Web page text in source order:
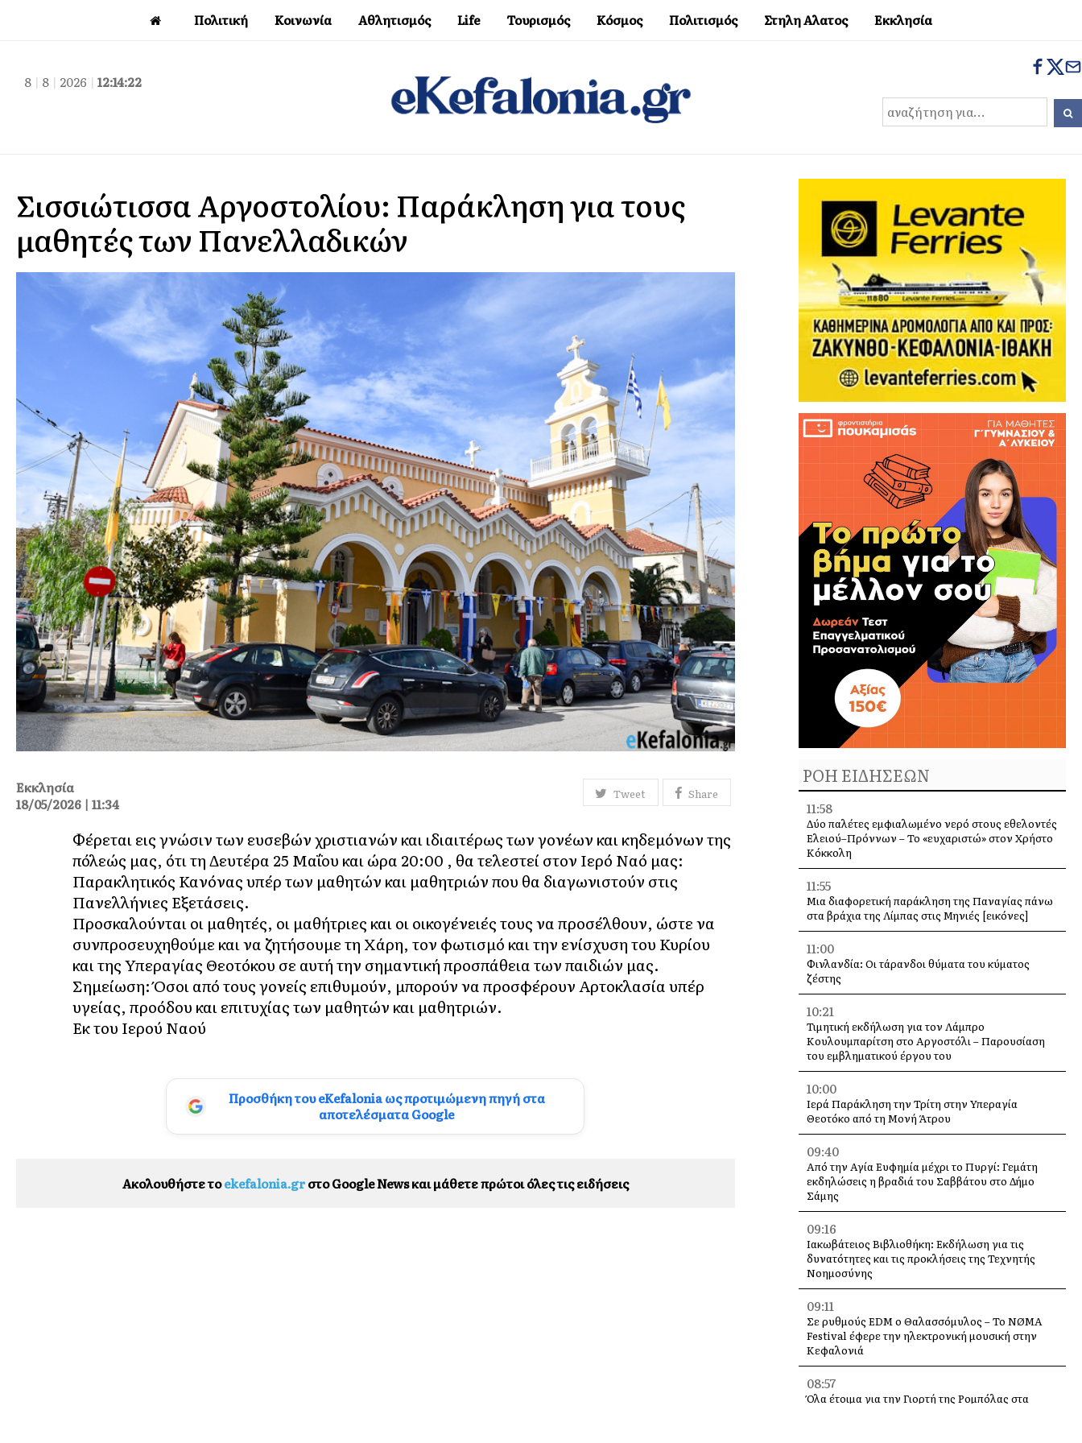
Πολιτική Κοινωνία Αθλητισμός Life Τουρισμός Κόσμος Πολιτισμός Στηλη Αλατος Εκκλησία
8 | 8 | 2026 | 12:14:23
Σισσιώτισσα Αργοστολίου: Παράκληση για τους
μαθητές των Πανελλαδικών
Tweet Share
Εκκλησία
18/05/2026 | 11:34
Φέρεται εις γνώσιν των ευσεβών χριστιανών και ιδιαιτέρως των γονέων και κηδεμόνων της
πόλεώς μας, ότι τη Δευτέρα 25 Μαΐου και ώρα 20:00 , θα τελεστεί στον Ιερό Ναό μας:
Παρακλητικός Κανόνας υπέρ των μαθητών και μαθητριών που θα διαγωνιστούν στις
Πανελλήνιες Εξετάσεις.
Προσκαλούνται οι μαθητές, οι μαθήτριες και οι οικογένειές τους να προσέλθουν, ώστε να
συνπροσευχηθούμε και να ζητήσουμε τη Χάρη, τον φωτισμό και την ενίσχυση του Κυρίου
και της Υπεραγίας Θεοτόκου σε αυτή την σημαντική προσπάθεια των παιδιών μας.
Σημείωση: Όσοι από τους γονείς επιθυμούν, μπορούν να προσφέρουν Αρτοκλασία υπέρ
υγείας, προόδου και επιτυχίας των μαθητών και μαθητριών.
Εκ του Ιερού Ναού
Προσθήκη του eKefalonia ως προτιμώμενη πηγή στα
αποτελέσματα Google
Ακολουθήστε τοekefalonia.grστο Google News και μάθετε πρώτοι όλες τις ειδήσεις
ΡΟΗ ΕΙΔΗΣΕΩΝ
11:58
Δύο παλέτες εμφιαλωμένο νερό στους εθελοντές
Ελειού–Πρόννων – Το «ευχαριστώ» στον Χρήστο
Κόκκολη
11:55
Μια διαφορετική παράκληση της Παναγίας πάνω
στα βράχια της Λίμπας στις Μηνιές [εικόνες]
11:00
Φινλανδία: Οι τάρανδοι θύματα του κύματος
ζέστης
10:21
Τιμητική εκδήλωση για τον Λάμπρο
Κουλουμπαρίτση στο Αργοστόλι – Παρουσίαση
του εμβληματικού έργου του
10:00
Ιερά Παράκληση την Τρίτη στην Υπεραγία
Θεοτόκο από τη Μονή Άτρου
09:40
Από την Αγία Ευφημία μέχρι το Πυργί: Γεμάτη
εκδηλώσεις η βραδιά του Σαββάτου στο Δήμο
Σάμης
09:16
Ιακωβάτειος Βιβλιοθήκη: Εκδήλωση για τις
δυνατότητες και τις προκλήσεις της Τεχνητής
Νοημοσύνης
09:11
Σε ρυθμούς EDM ο Θαλασσόμυλος – Το NØMA
Festival έφερε την ηλεκτρονική μουσική στην
Κεφαλονιά
08:57
Όλα έτοιμα για την Γιορτή της Ρομπόλας στα